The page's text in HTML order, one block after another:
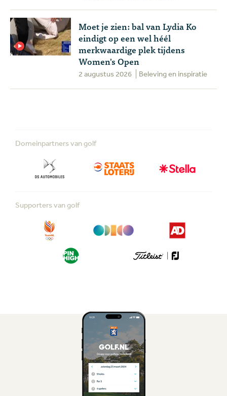
Moet je zien: bal van Lydia Ko
eindigt op een wel héél
merkwaardige plek tijdens
Women's Open
2 augustus 2026 Beleving en inspiratie
Domeinpartners van golf
Supporters van golf